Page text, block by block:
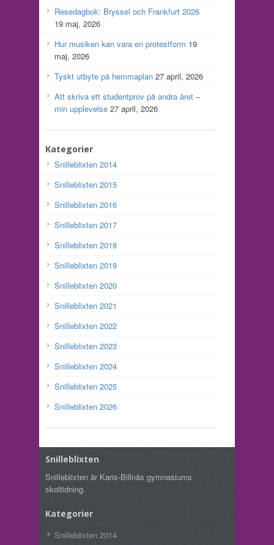
Resedagbok: Bryssel och Frankfurt 2026
19 maj, 2026
Hur musiken kan vara en protestform 19
maj, 2026
Tyskt utbyte på hemmaplan 27 april, 2026
Att skriva ett studentprov på andra året –
min upplevelse 27 april, 2026
Kategorier
Snilleblixten 2014
Snilleblixten 2015
Snilleblixten 2016
Snilleblixten 2017
Snilleblixten 2018
Snilleblixten 2019
Snilleblixten 2020
Snilleblixten 2021
Snilleblixten 2022
Snilleblixten 2023
Snilleblixten 2024
Snilleblixten 2025
Snilleblixten 2026
Snilleblixten
Snilleblixten är Karis-Billnäs gymnasiums
skoltidning.
Kategorier
Snilleblixten 2014